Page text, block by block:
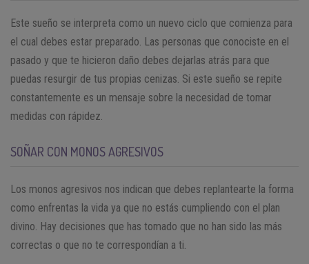
Este sueño se interpreta como un nuevo ciclo que comienza para
el cual debes estar preparado. Las personas que conociste en el
pasado y que te hicieron daño debes dejarlas atrás para que
puedas resurgir de tus propias cenizas. Si este sueño se repite
constantemente es un mensaje sobre la necesidad de tomar
medidas con rápidez.
SOÑAR CON MONOS AGRESIVOS
Los monos agresivos nos indican que debes replantearte la forma
como enfrentas la vida ya que no estás cumpliendo con el plan
divino. Hay decisiones que has tomado que no han sido las más
correctas o que no te correspondían a ti.